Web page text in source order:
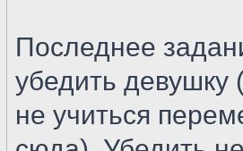
Последнее
убедить девушку
не учиться